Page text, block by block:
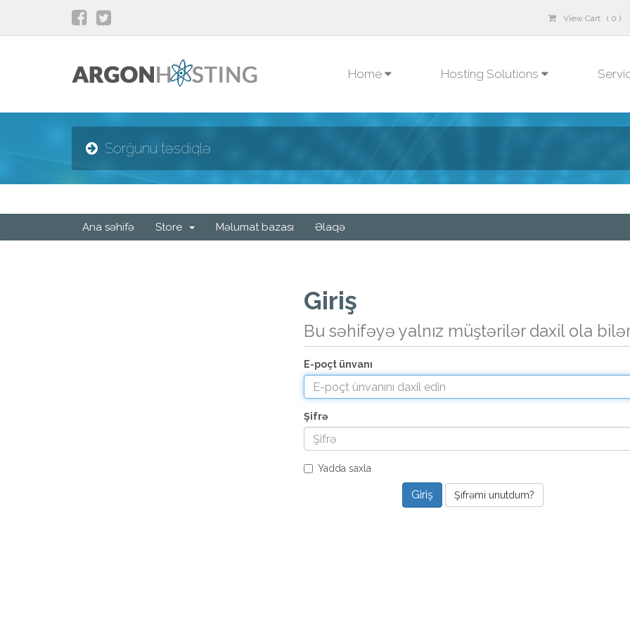
View Cart ( 0 )
Home Hosting Solutions
Sorğunu təsdiqlə
Ana səhifə Store Məlumat bazası Əlaqə
Giriş
Bu səhifəyə yalnız müştərilər daxil ola
E-poçt ünvanı
Şifrə
Yadda saxla
Şifrəmi unutdum?